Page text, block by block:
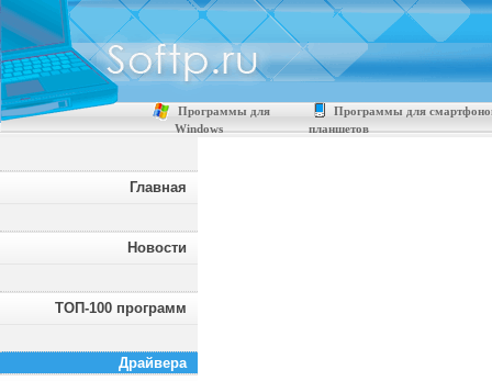
Программы для
Windows
Программы для
планшетов
Главная
Новости
ТОП-100 программ
Драйвера